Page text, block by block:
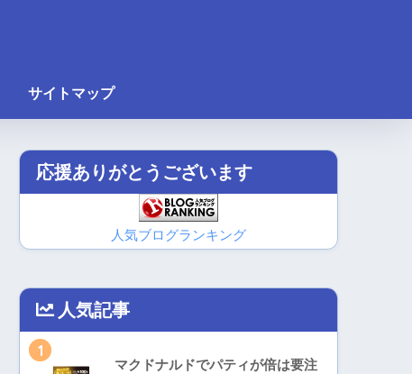
サイトマップ
応援ありがとうございます
人気ブログランキング
人気記事
1
マクドナルドでパティが倍は要注